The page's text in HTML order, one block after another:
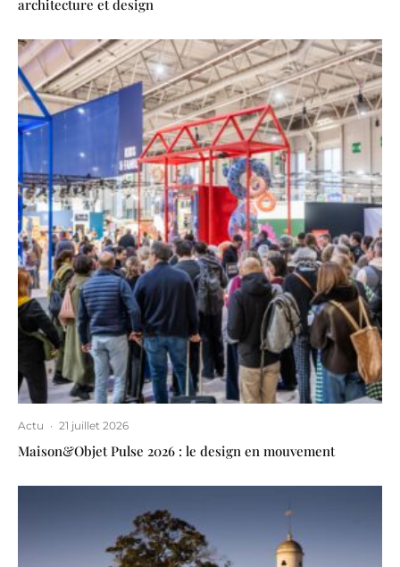
architecture et design
Actu · 21 juillet 2026
Maison&Objet Pulse 2026 : le design en mouvement